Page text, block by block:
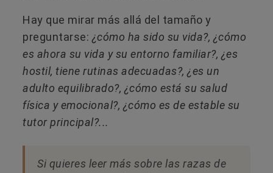
Hay que mirar más allá del tamaño y
preguntarse: ¿cómo ha sido su vida?, ¿cómo
es ahora su vida y su entorno familiar?, ¿es
hostil, tiene rutinas adecuadas?, ¿es un
adulto equilibrado?, ¿cómo está su salud
física y emocional?, ¿cómo es de estable su
tutor principal?...
Si quieres leer más sobre las razas de